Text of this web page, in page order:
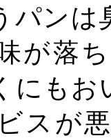
パン
が落
にも
スが